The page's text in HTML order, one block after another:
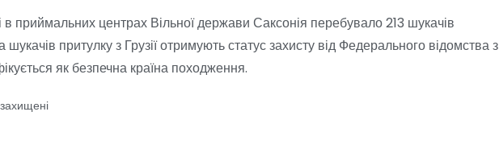
приймальних центрах Вільної держави Саксонія перебувало 213 шукачів
шукачів притулку з Грузії отримують статус захисту від Федерального відомства з
як безпечна країна походження.